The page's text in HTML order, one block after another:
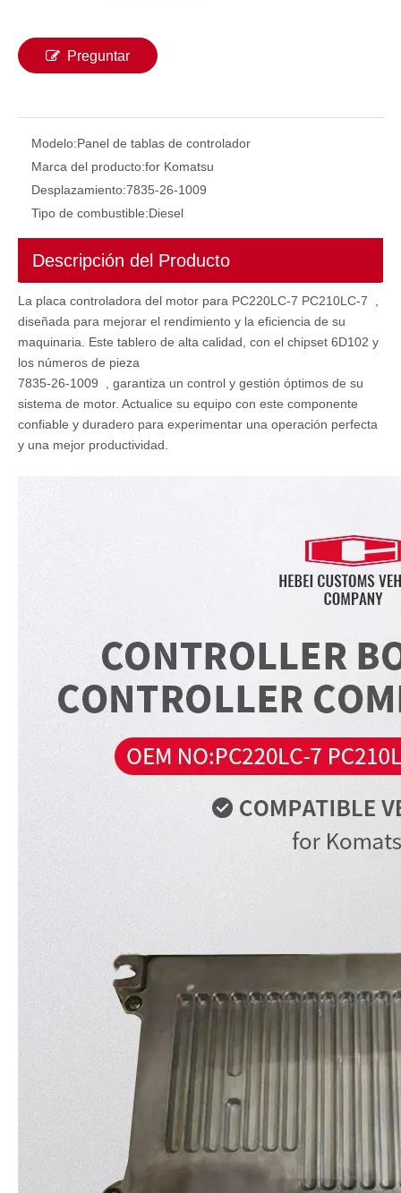
Controlador Papel de computadora ECU MCU CPU 21QB-32113 para Hyundai R480LC-9s ECU ECU Excavator 21N4-33102 21N4-33101 21N4-33100 21N4-32100 Controlador CPU Unidad de control de la máquina MCU para Hyundai R140LC-7 R140-7
Preguntar
Modelo:Panel de tablas de controlador
Marca del producto:for Komatsu
Desplazamiento:7835-26-1009
Tipo de combustible:Diesel
Descripción del Producto
La placa controladora del motor para PC220LC-7 PC210LC-7 ,
diseñada para mejorar el rendimiento y la eficiencia de su
maquinaria. Este tablero de alta calidad, con el chipset 6D102 y
los números de pieza
7835-26-1009 , garantiza un control y gestión óptimos de su
sistema de motor. Actualice su equipo con este componente
confiable y duradero para experimentar una operación perfecta
y una mejor productividad.